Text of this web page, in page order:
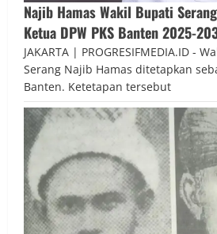
Najib Hamas Wakil Bupati
Ketua DPW PKS Banten 2025-
JAKARTA | PROGRESIFMEDIA.ID -
Serang Najib Hamas ditetapkan
Banten. Ketetapan tersebut